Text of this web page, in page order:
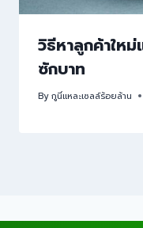
วิธีหาลูกค้าให
ซักบาท
Byกูนี่แหละเซลล์ร้อยล้าน